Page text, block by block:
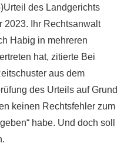
des Landgerichts
2023. Ihr Rechtsanwalt
Habig in mehreren
hat, zitierte Bei
aus dem
des Urteils auf Grund
keinen Rechtsfehler zum
habe. Und doch soll